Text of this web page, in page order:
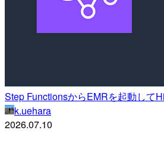
Step FunctionsからEMRを起動して
k.uehara
2026.07.10